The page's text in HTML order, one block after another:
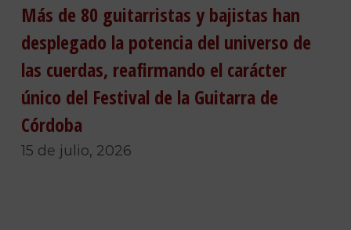
Más de 80 guitarristas y bajistas han
desplegado la potencia del universo de
las cuerdas, reafirmando el carácter
único del Festival de la Guitarra de
Córdoba
15 de julio, 2026